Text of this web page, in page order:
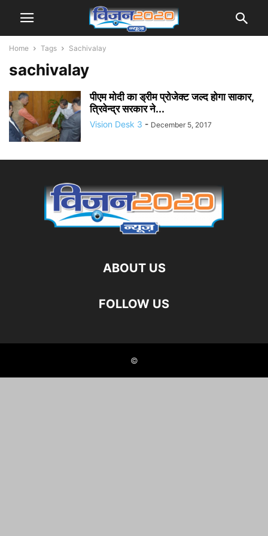
Home Tags Sachivalay
sachivalay
पीएम मोदी का ड्रीम प्रोजेक्ट जल्द होगा साकार,
त्रिवेन्द्र सरकार ने...
Vision Desk 3 - December 5, 2017
ABOUT US
FOLLOW US
©